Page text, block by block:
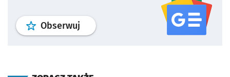
Obserwuj profil serwisu